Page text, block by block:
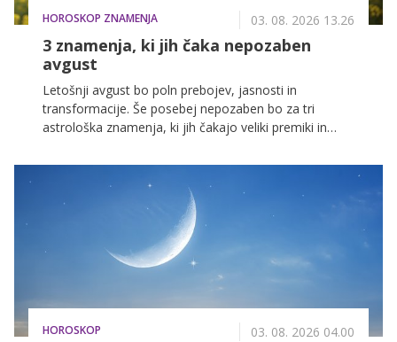
HOROSKOP ZNAMENJA 03. 08. 2026 13.26
3 znamenja, ki jih čaka nepozaben
avgust
Letošnji avgust bo poln prebojev, jasnosti in
transformacije. Še posebej nepozaben bo za tri
astrološka znamenja, ki jih čakajo veliki premiki in
nadaljevanju.
HOROSKOP 03. 08. 2026 04.00